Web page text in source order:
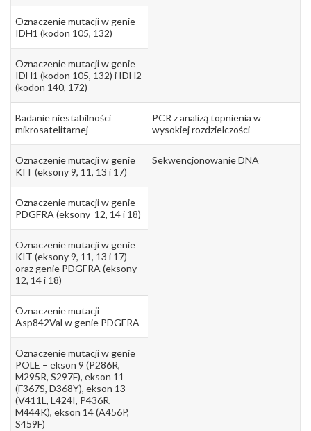
Oznaczenie mutacji w genie
IDH1 (kodon 105, 132)
Oznaczenie mutacji w genie
IDH1 (kodon 105, 132) i IDH2
(kodon 140, 172)
Badanie niestabilności
mikrosatelitarnej
PCR z analizą topnienia w
wysokiej rozdzielczości
Oznaczenie mutacji w genie
KIT (eksony 9, 11, 13 i 17)
Sekwencjonowanie DNA
Oznaczenie mutacji w genie
PDGFRA (eksony 12, 14 i 18)
Oznaczenie mutacji w genie
KIT (eksony 9, 11, 13 i 17)
oraz genie PDGFRA (eksony
12, 14 i 18)
Oznaczenie mutacji
Asp842Val w genie PDGFRA
Oznaczenie mutacji w genie
POLE – ekson 9 (P286R,
M295R, S297F), ekson 11
(F367S, D368Y), ekson 13
(V411L, L424I, P436R,
M444K), ekson 14 (A456P,
S459F)